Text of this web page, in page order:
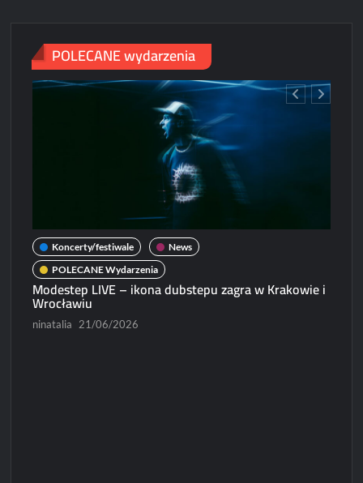
koncercie
Polsce!
POLECANE wydarzenia
Koncerty/festiwale
News
POLECANE Wydarzenia
Modestep LIVE – ikona dubstepu zagra w Krakowie i
Wrocławiu
ninatalia 21/06/2026